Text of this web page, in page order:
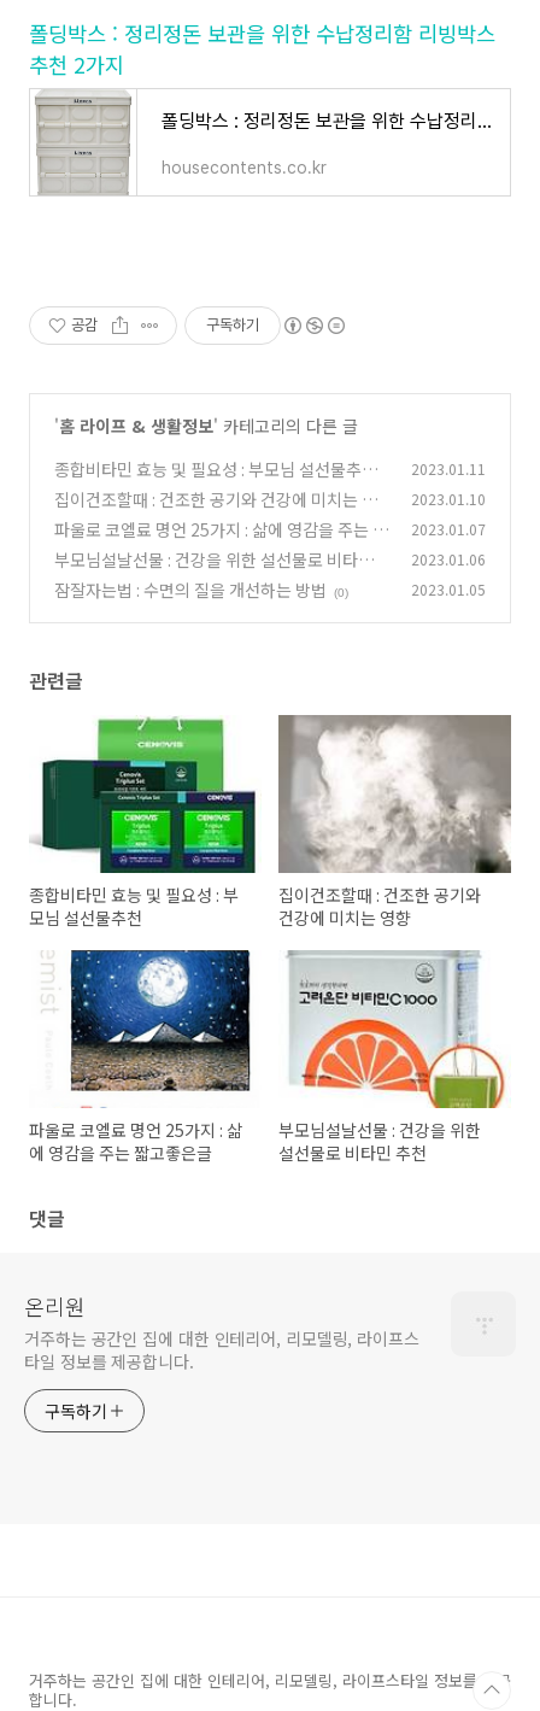
폴딩박스 : 정리정돈 보관을 위한 수납정리함 리빙박스
추천 2가지
폴딩박스 : 정리정돈 보관을 위한 수납정리함 리빙박스 추천 2가지
housecontents.co.kr
공감 구독하기
'홈 라이프 & 생활정보' 카테고리의 다른 글
종합비타민 효능 및 필요성 : 부모님 설선물추천
(0)
2023.01.11
집이건조할때 : 건조한 공기와 건강에 미치는 영
향 (0)
2023.01.10
파울로 코엘료 명언 25가지 : 삶에 영감을 주는 짧
고좋은글
(0)
2023.01.07
부모님설날선물 : 건강을 위한 설선물로 비타민
추천 (0)
2023.01.06
잠잘자는법 : 수면의 질을 개선하는 방법 (0) 2023.01.05
관련글
종합비타민 효능 및 필요성 : 부
모님 설선물추천
집이건조할때 : 건조한 공기와
건강에 미치는 영향
파울로 코엘료 명언 25가지 : 삶
에 영감을 주는 짧고좋은글
부모님설날선물 : 건강을 위한
설선물로 비타민 추천
댓글
온리원
거주하는 공간인 집에 대한 인테리어, 리모델링, 라이프스
타일 정보를 제공합니다.
구독하기
거주하는 공간인 집에 대한 인테리어, 리모델링, 라이프스타일 정보를 제공
합니다.